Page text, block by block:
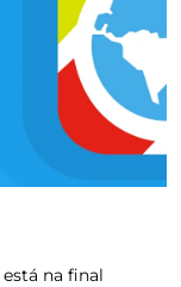
está na final